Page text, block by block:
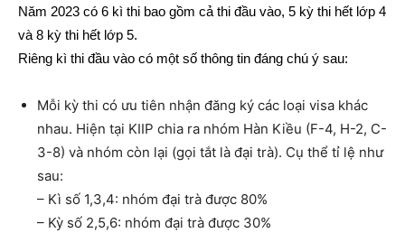
Năm 2023 có 6 kì thi bao gồm cả thi đầu vào, 5 kỳ thi hết lớp 4
và 8 kỳ thi hết lớp 5.
Riêng kì thi đầu vào có một số thông tin đáng chú ý sau:
Mỗi kỳ thi có ưu tiên nhận đăng ký các loại visa khác
nhau. Hiện tại KIIP chia ra nhóm Hàn Kiều (F-4, H-2, C-
3-8) và nhóm còn lại (gọi tắt là đại trà). Cụ thể tỉ lệ như
sau:
– Kì số 1,3,4: nhóm đại trà được 80%
– Kỳ số 2,5,6: nhóm đại trà được 30%